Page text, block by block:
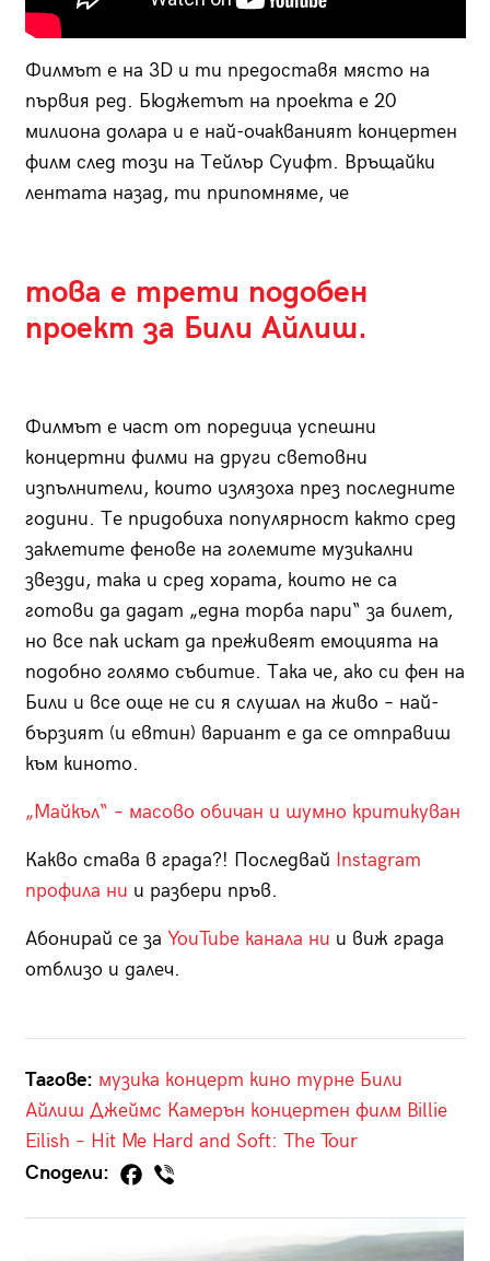
Филмът е на 3D и ти предоставя място на
първия ред. Бюджетът на проекта е 20
милиона долара и е най-очакваният концертен
филм след този на Тейлър Суифт. Връщайки
лентата назад, ти припомняме, че
това е трети подобен
проект за Били Айлиш.
Филмът е част от поредица успешни
концертни филми на други световни
изпълнители, които излязоха през последните
години. Те придобиха популярност както сред
заклетите фенове на големите музикални
звезди, така и сред хората, които не са
готови да дадат „една торба пари“ за билет,
но все пак искат да преживеят емоцията на
подобно голямо събитие. Така че, ако си фен на
Били и все още не си я слушал на живо – най-
бързият (и евтин) вариант е да се отправиш
към киното.
„Майкъл“ – масово обичан и шумно критикуван
Какво става в града?! Последвай Instagram
профила ни и разбери пръв.
Абонирай се за YouTube канала ни и виж града
отблизо и далеч.
Тагове: музика концерт кино турне Били
Айлиш Джеймс Камерън концертен филм Billie
Eilish – Hit Me Hard and Soft: The Tour
Сподели: